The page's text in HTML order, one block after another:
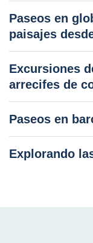
Paseos en
paisajes
Excursiones
arrecifes de
Paseos en
Explorando